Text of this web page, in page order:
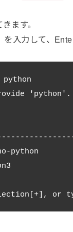
ます。
入力して、
'python'.
python